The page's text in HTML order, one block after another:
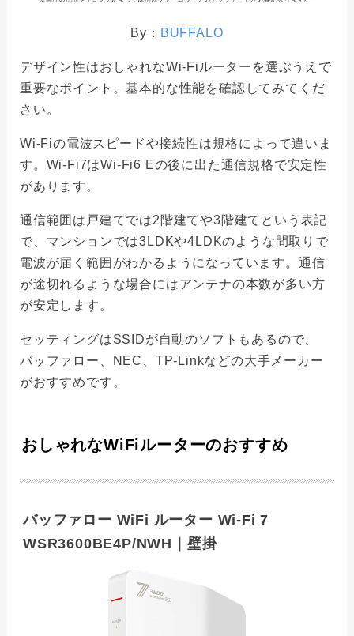
By： BUFFALO
デザイン性はおしゃれなWi-Fiルーターを選ぶうえで
重要なポイント。基本的な性能を確認してみてくだ
さい。
Wi-Fiの電波スピードや接続性は規格によって違いま
す。Wi-Fi7はWi-Fi6 Eの後に出た通信規格で安定性
があります。
通信範囲は戸建てでは2階建てや3階建てという表記
で、マンションでは3LDKや4LDKのような間取りで
電波が届く範囲がわかるようになっています。通信
が途切れるような場合にはアンテナの本数が多い方
が安定します。
セッティングはSSIDが自動のソフトもあるので、
バッファロー、NEC、TP-Linkなどの大手メーカー
がおすすめです。
おしゃれなWiFiルーターのおすすめ
バッファロー WiFi ルーター Wi-Fi 7
WSR3600BE4P/NWH｜壁掛